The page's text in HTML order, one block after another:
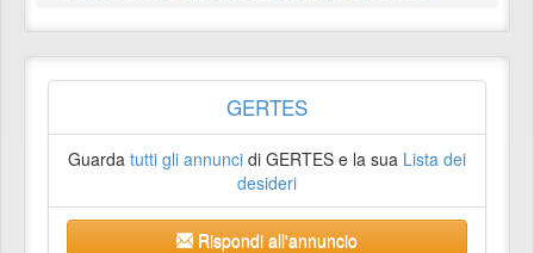
GERTES
Guarda tutti gli annunci di GERTES e la sua Lista dei
desideri
Rispondi all'annuncio